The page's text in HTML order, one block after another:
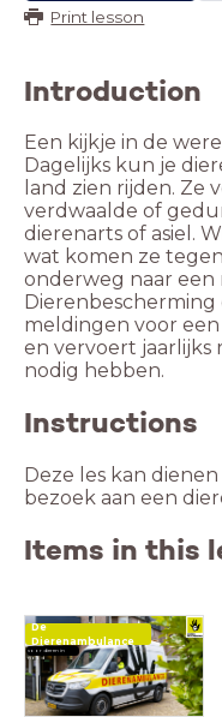
Print lesson
Introduction
Een kijkje in de
Dagelijks kun je
land zien rijden. Ze
verdwaalde of
dierenarts of asiel.
wat komen ze
onderweg naar een
meldingen voor
en vervoert
nodig hebben.
Instructions
Deze les kan
bezoek aan een
Items in this
De
Dierenambulance
voor dieren in
nood